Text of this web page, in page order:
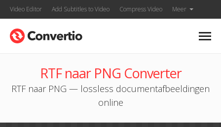
Video Editor Add Subtitles to Video Compress Video Meer
RTF naar PNG Converter
RTF naar PNG — lossless documentafbeeldingen
online